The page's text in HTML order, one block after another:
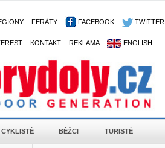
- FERÁTY - FACEBOOK - TWITTER
- KONTAKT - REKLAMA - ENGLISH
CYKLISTÉ BĚŽCI TURISTÉ